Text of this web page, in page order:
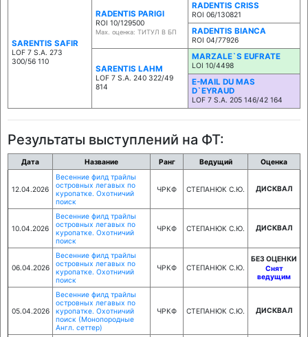
SARENTIS SAFIR
LOF 7 S.A. 273
300/56 110
RADENTIS PARIGI
ROI 10/129500
Max. оценка: ТИТУЛ В БП
RADENTIS CRISS
ROI 06/130821
RADENTIS BIANCA
ROI 04/77926
SARENTIS LAHM
LOF 7 S.A. 240 322/49
814
MARZALE`S EUFRATE
LOI 10/4498
E-MAIL DU MAS
D`EYRAUD
LOF 7 S.A. 205 146/42 164
Результаты выступлений на ФТ:
Дата Название Ранг Ведущий Оценка
12.04.2026
Весенние филд трайлы
островных легавых по
куропатке. Охотничий
поиск
ЧРКФ СТЕПАНЮК С.Ю. ДИСКВАЛ
10.04.2026
Весенние филд трайлы
островных легавых по
куропатке. Охотничий
поиск
ЧРКФ СТЕПАНЮК С.Ю. ДИСКВАЛ
06.04.2026
Весенние филд трайлы
островных легавых по
куропатке. Охотничий
поиск
ЧРКФ СТЕПАНЮК С.Ю.
БЕЗ ОЦЕНКИ
Снят
ведущим
05.04.2026
Весенние филд трайлы
островных легавых по
куропатке. Охотничий
поиск (Монопородные
Англ. сеттер)
ЧРКФ СТЕПАНЮК С.Ю. ДИСКВАЛ